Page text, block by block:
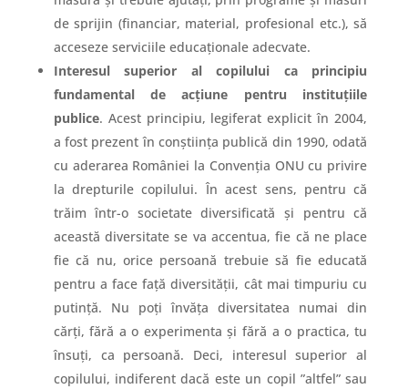
de sprijin (financiar, material, profesional etc.), să
acceseze serviciile educaționale adecvate.
Interesul superior al copilului ca principiu
fundamental de acțiune pentru instituțiile
publice. Acest principiu, legiferat explicit în 2004,
a fost prezent în conștiința publică din 1990, odată
cu aderarea României la Convenția ONU cu privire
la drepturile copilului. În acest sens, pentru că
trăim într-o societate diversificată și pentru că
această diversitate se va accentua, fie că ne place
fie că nu, orice persoană trebuie să fie educată
pentru a face față diversității, cât mai timpuriu cu
putință. Nu poți învăța diversitatea numai din
cărți, fără a o experimenta și fără a o practica, tu
însuți, ca persoană. Deci, interesul superior al
copilului, indiferent dacă este un copil ”altfel” sau